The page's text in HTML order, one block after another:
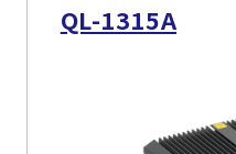
QL-1315A